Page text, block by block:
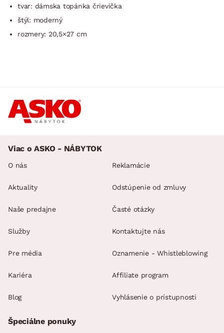
tvar: dámska topánka črievička
štýl: moderný
rozmery: 20,5×27 cm
Viac o ASKO - NÁBYTOK
O nás
Aktuality
Naše predajne
Služby
Pre média
Kariéra
Blog
Reklamácie
Odstúpenie od zmluvy
Časté otázky
Kontaktujte nás
Oznamenie - Whistleblowing
Affiliate program
Vyhlásenie o prístupnosti
Špeciálne ponuky